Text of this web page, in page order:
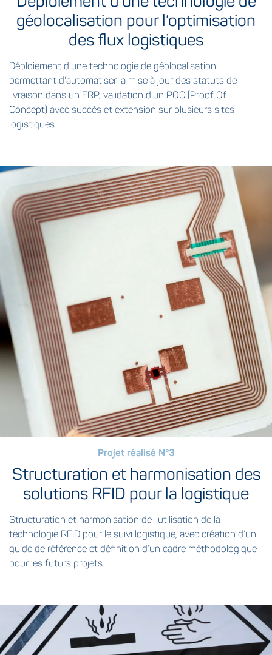
géolocalisation pour l’optimisation
des flux logistiques
Déploiement d’une technologie de géolocalisation
permettant d'automatiser la mise à jour des statuts de
livraison dans un ERP, validation d'un POC (Proof Of
Concept) avec succès et extension sur plusieurs sites
logistiques.
Projet réalisé N°3
Structuration et harmonisation des
solutions RFID pour la logistique
Structuration et harmonisation de l'utilisation de la
technologie RFID pour le suivi logistique, avec création d’un
guide de référence et définition d’un cadre méthodologique
pour les futurs projets.